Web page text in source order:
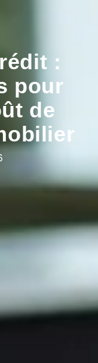
:
pour
de